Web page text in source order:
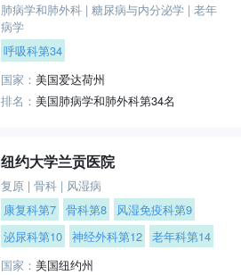
肺病学和肺外科 |糖尿病与内分泌学 |老年
病学
呼吸科第34
国家：美国爱达荷州
排名：美国肺病学和肺外科第34名
纽约大学兰贡医院
复原 |骨科 | 风湿病
康复科第7 骨科第8
风湿免疫科第9
泌尿科第10 神经外科第12 老年科第14
国家：美国纽约州